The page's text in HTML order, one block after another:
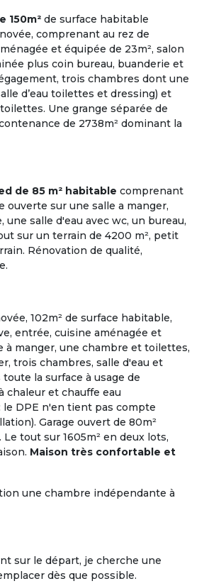
150m² de surface habitable
comprenant au rez de
et équipée de 23m², salon
plus coin bureau, buanderie et
trois chambres dont une
d’eau toilettes et dressing) et
Une grange séparée de
de 2738m² dominant la
de 85 m² habitable comprenant
ouverte sur une salle a manger,
une salle d'eau avec wc, un bureau,
sur un terrain de 4200 m², petit
Rénovation de qualité,
102m² de surface habitable,
entrée, cuisine aménagée et
à manger, une chambre et toilettes,
trois chambres, salle d'eau et
la surface à usage de
chaleur et chauffe eau
DPE n'en tient pas compte
Garage ouvert de 80m²
tout sur 1605m² en deux lots,
Maison très confortable et
une chambre indépendante à
sur le départ, je cherche une
dès que possible.
Lgbt Seniors
personnes âgées LGBT vivent
peu de structure d'accueil
communauté.
d'une Maison
, nouveau modèle de
de nombreux retraités ou
aspirent à un mode de vie
a son rôle à jouer.
pour seniors, habitat à taille
entre la vie à domicile
Les locataires ou
pas « accueillis », ils sont
permettre de « vivre chez soi